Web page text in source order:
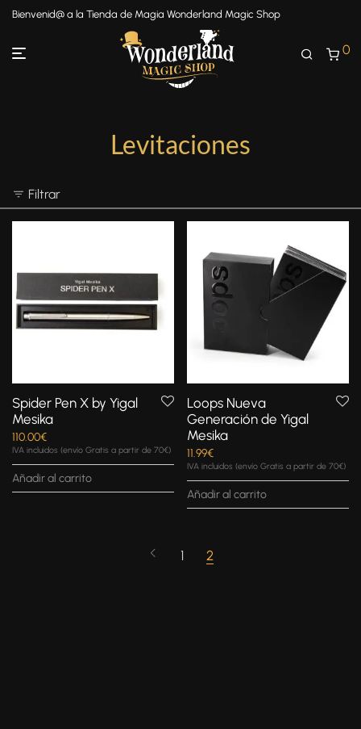
Bienvenid@ a la Tienda de Magia Wonderland Magic Shop
0
Levitaciones
Filtrar
Spider Pen X by Yigal
Mesika
110.00€
IVA incluidos (envío Gratis a partir de 70€)
Añadir al carrito
Loops Nueva
Generación de Yigal
Mesika
11.99€
IVA incluidos (envío Gratis a partir de 70€)
Añadir al carrito
1 2